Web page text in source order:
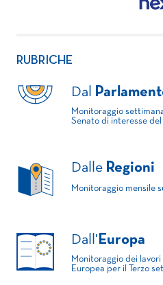
RUBRICHE
Dal
Monitoraggio
Senato di interesse
Dalle Regioni
Monitoraggio mensile
Dall' Europa
Monitoraggio dei
Europea per il Terzo